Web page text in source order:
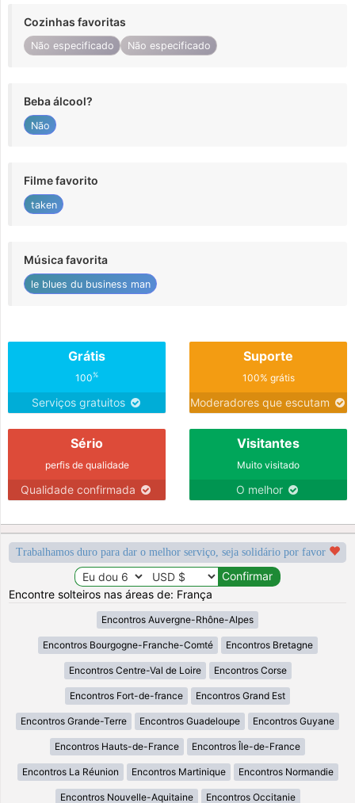
Cozinhas favoritas
Não especificado Não especificado
Beba álcool?
Não
Filme favorito
taken
Música favorita
le blues du business man
Grátis
100%
Serviços gratuitos
Suporte
100% grátis
Moderadores que escutam
Sério
perfis de qualidade
Qualidade confirmada
Visitantes
Muito visitado
O melhor
Trabalhamos duro para dar o melhor serviço, seja solidário por favor
Encontre solteiros nas áreas de: França
Encontros Auvergne-Rhône-Alpes
Encontros Bourgogne-Franche-Comté Encontros Bretagne
Encontros Centre-Val de Loire Encontros Corse
Encontros Fort-de-france Encontros Grand Est
Encontros Grande-Terre Encontros Guadeloupe Encontros Guyane
Encontros Hauts-de-France Encontros Île-de-France
Encontros La Réunion Encontros Martinique Encontros Normandie
Encontros Nouvelle-Aquitaine Encontros Occitanie